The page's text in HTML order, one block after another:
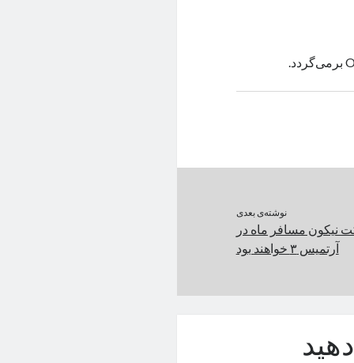
نوشته‌ی بعدی
نیکون مسافر ماه در
آرتمیس ۳ خواهند بود